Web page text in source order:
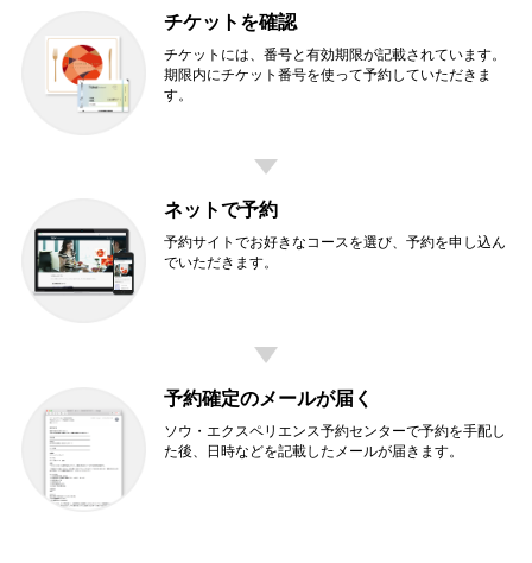
チケットを確認
チケットには、番号と有効期限が記載されています。
期限内にチケット番号を使って予約していただきま
す。
ネットで予約
予約サイトでお好きなコースを選び、予約を申し込ん
でいただきます。
予約確定のメールが届く
ソウ・エクスペリエンス予約センターで予約を手配し
た後、日時などを記載したメールが届きます。